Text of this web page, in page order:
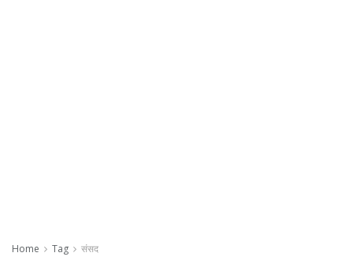
Home Tag संसद